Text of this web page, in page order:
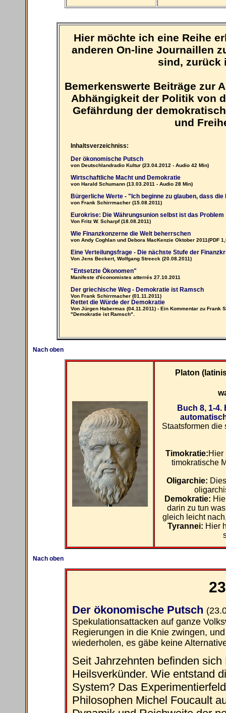
Hier möchte ich eine Reihe
anderen On-line Journaillen
sind, zurück
Bemerkenswerte Beiträge zur
Abhängigkeit der Politik von
Gefährdung der
und
Inhaltsverzeichniss:
Der ökonomische Putsch
von Deutschlandradio Kultur (23.04.2012 - Audio 42 Min)
Wirtschaftliche Macht und Demokratie
von Harald Schumann (13.03.2011 - Audio 28 Min)
Bürgerliche Werte - "Ich beginne zu glauben, dass
von Frank Schirrmacher (15.08.2011)
Eurokrise: Die Währungsunion selbst ist das Problem
Von Fritz W. Scharpf (18.08.2011)
Wie Finanzkonzerne die Welt beherrschen
von Andy Coghlan und Debora MacKenzie Oktober 2011(PDF
Eine Verteilungsfrage - Die nächste Stufe der
Von Jens Beckert, Wolfgang Streeck (20.08.2011)
"Entsetzte Ökonomen"
Manifeste d'économistes atterrés 27.10.2011
Der griechische Weg - Demokratie ist Ramsch
Von Frank Schirrmacher (01.11.2011)
Rettet die Würde der Demokratie
Von Jürgen Habermas (04.11.2011) - Ein Kommentar zu Frank
"Demokratie ist Ramsch".
Nach oben
Platon
Buch 8, 1-
Staatsformen die
Timokratie:Hier
timokratische
Oligarchie:
Demokratie:
darin zu tun
gleich leicht
Tyrannei: Hier
Nach oben
Der ökonomische Putsch
Spekulationsattacken auf ganze
Regierungen in die Knie zwingen,
wiederholen, es gäbe keine
Seit Jahrzehnten befinden
Heilsverkünder. Wie entstand
System? Das
Philosophen Michel Foucault